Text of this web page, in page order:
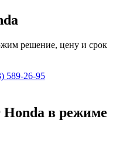
решение, цену и срок
589-26-95
Honda в режиме